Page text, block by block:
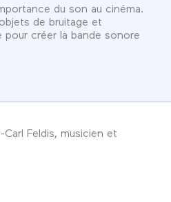
du son au cinéma.
de bruitage et
pour créer la bande sonore
Feldis, musicien et